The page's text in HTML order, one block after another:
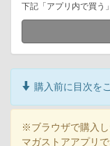
下記「アプリ内で買う
購入前に目次を
※ブラウザで購入
マガストアアプリ